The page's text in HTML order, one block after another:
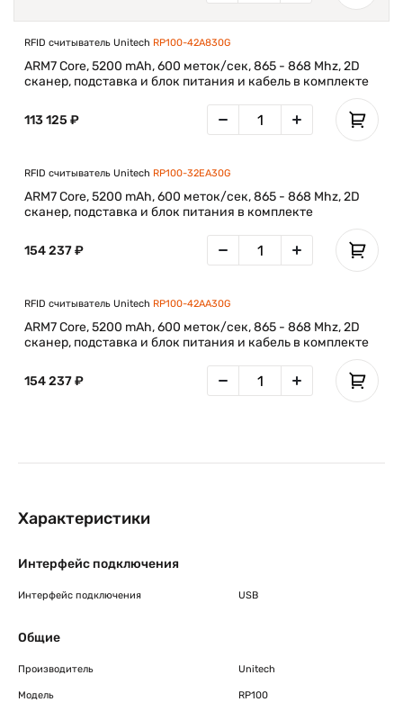
RFID считыватель Unitech RP100-42A830G
ARM7 Core, 5200 mAh, 600 меток/сек, 865 - 868 Mhz, 2D
сканер, подставка и блок питания и кабель в комплекте
113 125 ₽
RFID считыватель Unitech RP100-32EA30G
ARM7 Core, 5200 mAh, 600 меток/сек, 865 - 868 Mhz, 2D
сканер, подставка и блок питания в комплекте
154 237 ₽
RFID считыватель Unitech RP100-42AA30G
ARM7 Core, 5200 mAh, 600 меток/сек, 865 - 868 Mhz, 2D
сканер, подставка и блок питания и кабель в комплекте
154 237 ₽
Характеристики
Интерфейс подключения
Интерфейс подключения USB
Общие
Производитель Unitech
Модель RP100